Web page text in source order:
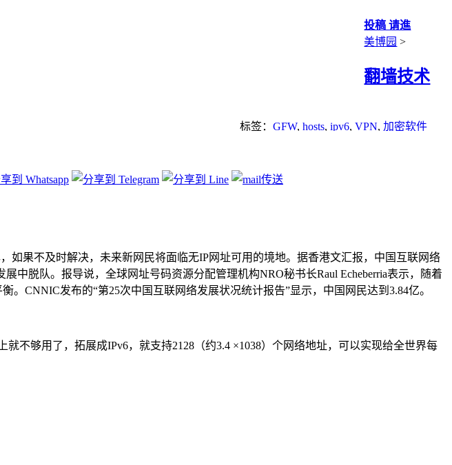
投稿 请進
美博园 >
翻墙技术
标签： GFW, hosts, ipv6, VPN, 加密软件
如果不及时解决，未来新网民将面临无IP网址可用的境地。据香港文汇报，中国互联网络
中脱队。报导说，全球网址号码资源分配管理机构NRO秘书长Raul Echeberria表示，随着
CNNIC发布的“第25次中国互联网络发展状况统计报告”显示，中国网民达到3.84亿。
不够用了，拓展成IPv6，就支持2128（约3.4 ×1038）个网络地址，可以实现给全世界每